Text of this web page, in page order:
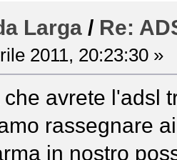
Larga / Re:
2011, 20:23:30 »
che avrete l'adsl
rassegnare
in nostro